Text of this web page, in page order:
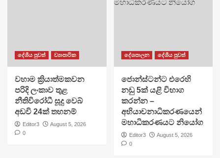
දේශීය පුවත් ව්‍යාපාරික
වහාම ක්‍රියාත්මකවන
පරිදි ලංකාව තුළ
නීතිවිරෝධී සූදු වෙබ්
අඩවි 24ක් තහනම්
Editor3
August 5, 2026
0
දේශපාලන දේශීය පුවත්
ජොන්ස්ටන්ට එරෙහි
නඩු 5ක් යළි විභාග
කරන්න –
අභියාචනාධිකරණයෙන්
මහාධිකරණයට නියෝග
Editor3
August 5, 2026
0